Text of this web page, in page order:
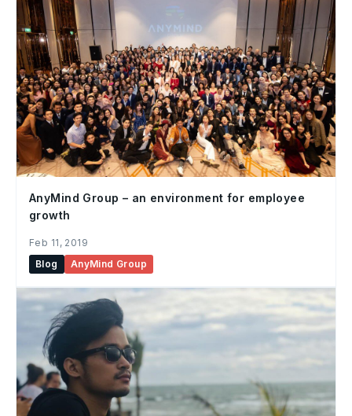
AnyMind Group – an environment for employee
growth
Feb 11, 2019
Blog
AnyMind Group